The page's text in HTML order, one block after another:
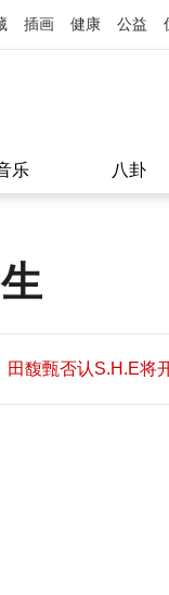
插画 健康 公益
乐 八卦
望11:08
田馥甄否认S.H.E将
望11:08